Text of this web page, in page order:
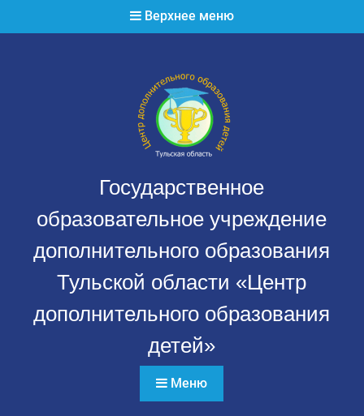
Верхнее меню
Государственное
образовательное учреждение
дополнительного образования
Тульской области «Центр
дополнительного образования
детей»
Меню